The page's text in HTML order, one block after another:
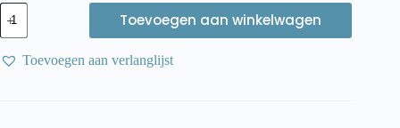
Kids
Kabinet
PLA
Loose
part
Toevoegen aan winkelwagen
Toevoegen aan verlanglijst